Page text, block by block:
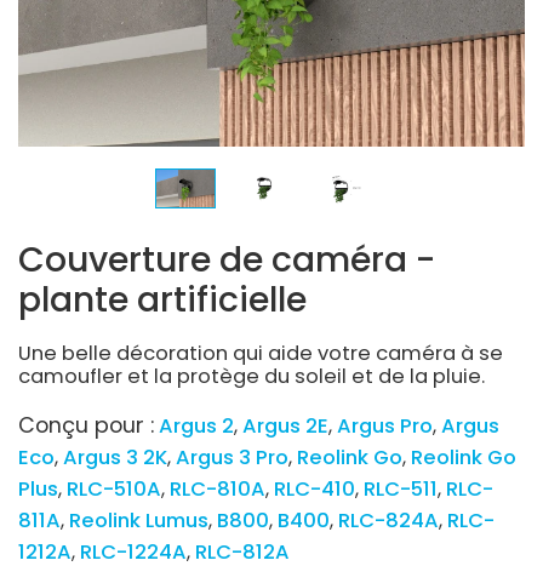
Couverture de caméra -
plante artificielle
Une belle décoration qui aide votre caméra à se
camoufler et la protège du soleil et de la pluie.
Conçu pour :Argus 2 Argus 2E Argus Pro Argus
Eco Argus 3 2K Argus 3 Pro Reolink Go Reolink Go
Plus RLC-510A RLC-810A RLC-410 RLC-511 RLC-
811A Reolink Lumus B800 B400 RLC-824A RLC-
1212A RLC-1224A RLC-812A